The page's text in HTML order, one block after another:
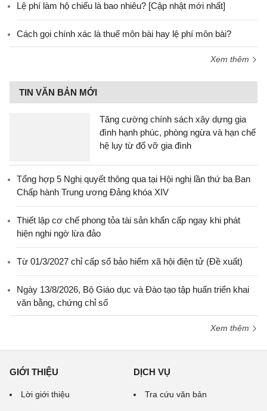
Lệ phí làm hộ chiếu là bao nhiêu? [Cập nhật mới nhất]
Cách gọi chính xác là thuế môn bài hay lệ phí môn bài?
Xem thêm
TIN VĂN BẢN MỚI
Tăng cường chính sách xây dựng gia
đình hạnh phúc, phòng ngừa và hạn chế
hệ lụy từ đổ vỡ gia đình
Tổng hợp 5 Nghị quyết thông qua tại Hội nghị lần thứ ba Ban
Chấp hành Trung ương Đảng khóa XIV
Thiết lập cơ chế phong tỏa tài sản khẩn cấp ngay khi phát
hiện nghi ngờ lừa đảo
Từ 01/3/2027 chỉ cấp sổ bảo hiểm xã hội điện tử (Đề xuất)
Ngày 13/8/2026, Bộ Giáo dục và Đào tạo tập huấn triển khai
văn bằng, chứng chỉ số
Xem thêm
GIỚI THIỆU
Lời giới thiệu
DỊCH VỤ
Tra cứu văn bản